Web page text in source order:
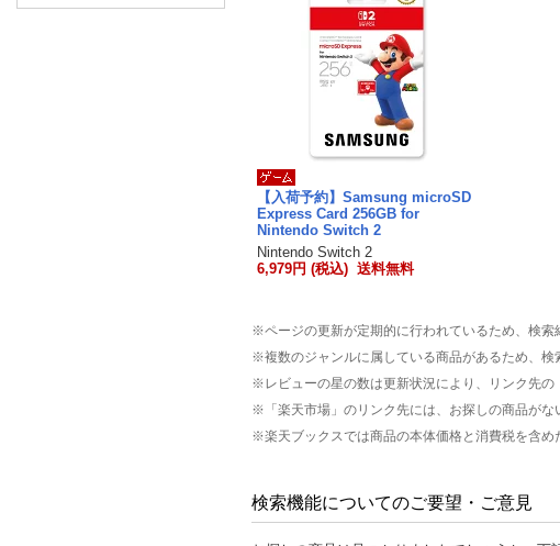
【入荷予約】Samsung microSD
Express Card 256GB for
Nintendo Switch 2
Nintendo Switch 2
6,979円 (税込) 送料無料
※ページの更新が定期的に行われているため、検索
※複数のジャンルに属している商品があるため、検
※レビューの星の数は更新状況により、リンク先の
※「楽天市場」のリンク先には、お探しの商品がな
※楽天ブックスでは商品の本体価格と消費税を含
検索機能についてのご要望・ご意見